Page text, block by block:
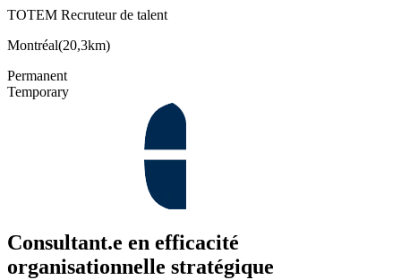
TOTEM Recruteur de talent
Montréal(20,3km)
Permanent
Temporary
Consultant.e en efficacité
organisationnelle stratégique